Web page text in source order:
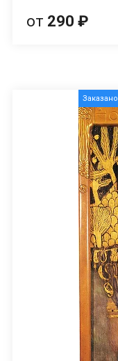
от 290 ₽
Заказано